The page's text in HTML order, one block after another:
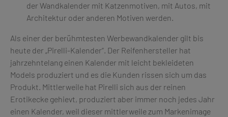
der Wandkalender mit Katzenmotiven, mit Autos, mit
Architektur oder anderen Motiven werden.
Als einer der berühmtesten Werbewandkalender gilt bis
heute der „Pirelli-Kalender“. Der Reifenhersteller hat
jahrzehntelang einen Kalender mit leicht bekleideten
Models produziert und es die Kunden rissen sich um das
Produkt. Mittlerweile hat Pirelli sich aus der reinen
Erotikecke gehievt, produziert aber immer noch jedes Jahr
einen Kalender, weil dieser mittlerweile zum Markenimage